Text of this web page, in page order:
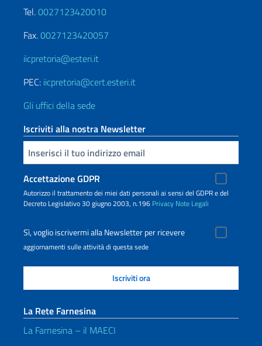
Tel.0027123420010
Fax.0027123420057
iicpretoria@esteri.it
PEC: iicpretoria@cert.esteri.it
Gli uffici della sede
Iscriviti alla nostra Newsletter
Inserisci la tua email
Accettazione GDPR
Autorizzo il trattamento dei miei dati personali ai sensi del GDPR e del
Decreto Legislativo 30 giugno 2003, n.196 Privacy Note Legali
Sì, voglio iscrivermi alla Newsletter per ricevere
aggiornamenti sulle attività di questa sede
La Rete Farnesina
La Farnesina – il MAECI